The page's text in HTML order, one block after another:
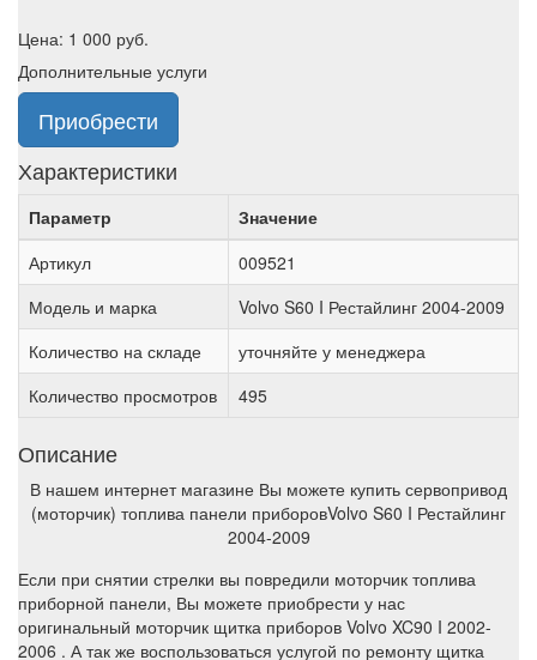
Цена: 1 000 руб.
Дополнительные услуги
Приобрести
Характеристики
Параметр
Значение
Артикул
009521
Модель и марка
Volvo S60 I Рестайлинг 2004-2009
Количество на складе
уточняйте у менеджера
Количество просмотров
495
Описание
В нашем интернет магазине Вы можете купить сервопривод
(моторчик) топлива панели приборовVolvo S60 I Рестайлинг
2004-2009
Если при снятии стрелки вы повредили моторчик топлива
приборной панели, Вы можете приобрести у нас
оригинальный моторчик щитка приборов Volvo XC90 I 2002-
2006 . А так же воспользоваться услугой по ремонту щитка